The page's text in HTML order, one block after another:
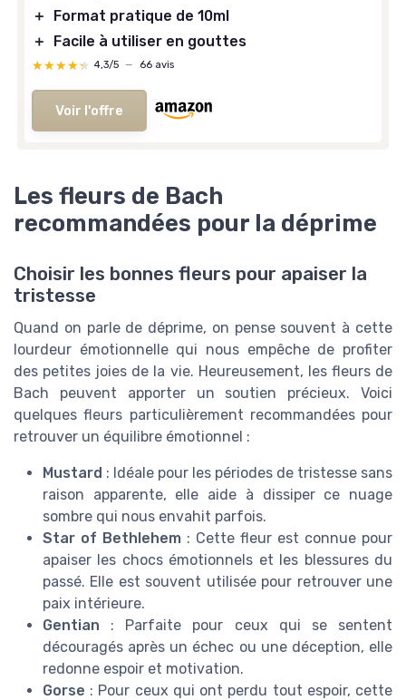
＋
Format pratique de 10ml
＋
Facile à utiliser en gouttes
★★★★★
★★★★★ 4,3/5 — 66 avis
Voir l'offre
Les fleurs de Bach
recommandées pour la déprime
Choisir les bonnes fleurs pour apaiser la
tristesse
Quand on parle de déprime, on pense souvent à cette
lourdeur émotionnelle qui nous empêche de profiter
des petites joies de la vie. Heureusement, les fleurs de
Bach peuvent apporter un soutien précieux. Voici
quelques fleurs particulièrement recommandées pour
retrouver un équilibre émotionnel :
Mustard : Idéale pour les périodes de tristesse sans
raison apparente, elle aide à dissiper ce nuage
sombre qui nous envahit parfois.
Star of Bethlehem : Cette fleur est connue pour
apaiser les chocs émotionnels et les blessures du
passé. Elle est souvent utilisée pour retrouver une
paix intérieure.
Gentian : Parfaite pour ceux qui se sentent
découragés après un échec ou une déception, elle
redonne espoir et motivation.
Gorse : Pour ceux qui ont perdu tout espoir, cette